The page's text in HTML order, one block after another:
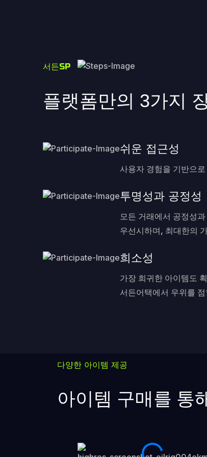
서든SP
플랫폼만의 3가지
쉬운 접근성
사용자 경험을 기반으
투명성과 공정성
모든 거래에서 공정성
우선시하며, 최대한의
희소성
가장 희귀한 아이템도
서든어택에서 우위를
다양한 아이템 제공
아이템 구매를 통